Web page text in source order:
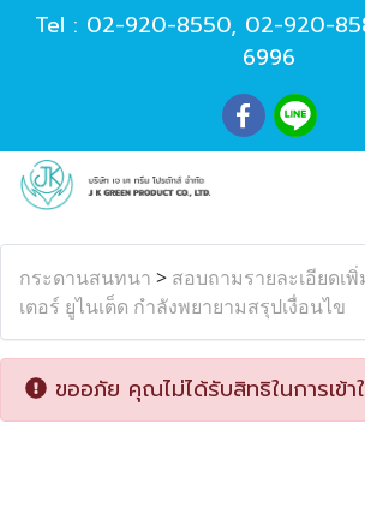
Tel : 02-920-8550, 02-920-
6996
กระดานสนทนา > สอบถามรายละเอียดเพิ่
เตอร์ ยูไนเต็ด กำลังพยายามสรุปเงื่อนไข
ขออภัย คุณไม่ได้รับสิทธิในการเข้า